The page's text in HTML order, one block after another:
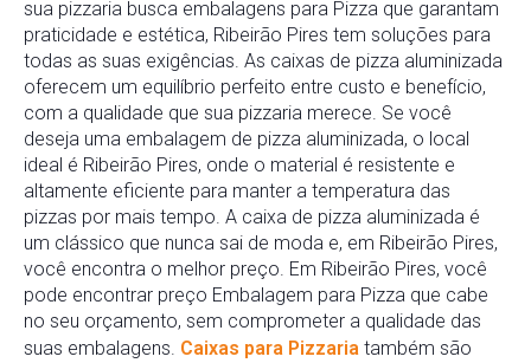
sua pizzaria busca embalagens para Pizza que garantam
praticidade e estética, Ribeirão Pires tem soluções para
todas as suas exigências. As caixas de pizza aluminizada
oferecem um equilíbrio perfeito entre custo e benefício,
com a qualidade que sua pizzaria merece. Se você
deseja uma embalagem de pizza aluminizada, o local
ideal é Ribeirão Pires, onde o material é resistente e
altamente eficiente para manter a temperatura das
pizzas por mais tempo. A caixa de pizza aluminizada é
um clássico que nunca sai de moda e, em Ribeirão Pires,
você encontra o melhor preço. Em Ribeirão Pires, você
pode encontrar preço Embalagem para Pizza que cabe
no seu orçamento, sem comprometer a qualidade das
suas embalagens. Caixas para Pizzaria também são